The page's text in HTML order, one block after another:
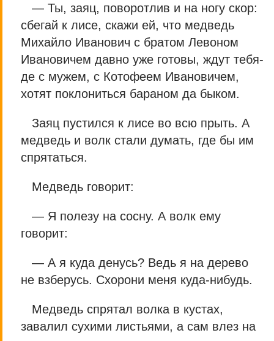
— Ты, заяц, поворотлив и на ногу скор:
сбегай к лисе, скажи ей, что медведь
Михайло Иванович с братом Левоном
Ивановичем давно уже готовы, ждут тебя-
де с мужем, с Котофеем Ивановичем,
хотят поклониться бараном да быком.
Заяц пустился к лисе во всю прыть. А
медведь и волк стали думать, где бы им
спрятаться.
Медведь говорит:
— Я полезу на сосну. А волк ему
говорит:
— А я куда денусь? Ведь я на дерево
не взберусь. Схорони меня куда-нибудь.
Медведь спрятал волка в кустах,
завалил сухими листьями, а сам влез на